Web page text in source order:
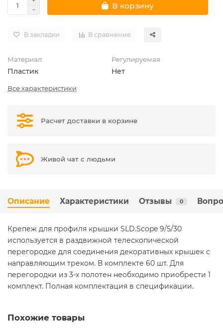
В корзину
В закладки В сравнение
Материал
Пластик
Регулируемая
Нет
Все характеристики
Расчет доставки в корзине
Живой чат с людьми
Описание Характеристики Отзывы 0
Крепеж для профиля крышки SLD.Scope 9/5/30
используется в раздвижной телескопической
перегородке для соединения декоративных крышек с
направляющим треком. В комплекте 60 шт. Для
перегородки из 3-х полотен необходимо приобрести 1
комплект. Полная комплектация в спецификации.
Похожие товары